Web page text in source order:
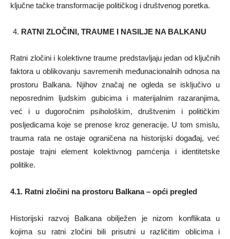
ključne tačke transformacije političkog i društvenog poretka.
RATNI ZLOČINI, TRAUME I NASILJE NA BALKANU
Ratni zločini i kolektivne traume predstavljaju jedan od ključnih
faktora u oblikovanju savremenih međunacionalnih odnosa na
prostoru Balkana. Njihov značaj ne ogleda se isključivo u
neposrednim ljudskim gubicima i materijalnim razaranjima,
već i u dugoročnim psihološkim, društvenim i političkim
posljedicama koje se prenose kroz generacije. U tom smislu,
trauma rata ne ostaje ograničena na historijski događaj, već
postaje trajni element kolektivnog pamćenja i identitetske
politike.
4.1. Ratni zločini na prostoru Balkana – opći pregled
Historijski razvoj Balkana obilježen je nizom konflikata u
kojima su ratni zločini bili prisutni u različitim oblicima i